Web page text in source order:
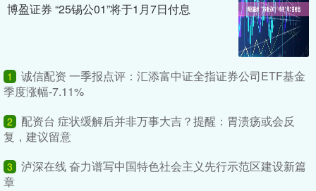
博盈证券 “25锡公01”将于1月7日付息
1
诚信配资 一季报点评：汇添富中证全指证券公司ETF基金
季度涨幅-7.11%
2
配资台 症状缓解后并非万事大吉？提醒：胃溃疡或会反
复，建议留意
3
泸深在线 奋力谱写中国特色社会主义先行示范区建设新篇
章